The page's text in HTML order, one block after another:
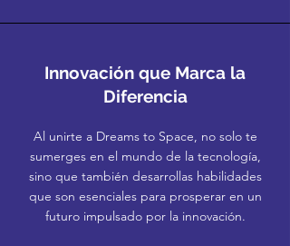
Innovación que Marca la
Diferencia
Al unirte a Dreams to Space, no solo te
sumerges en el mundo de la tecnología,
sino que también desarrollas habilidades
que son esenciales para prosperar en un
futuro impulsado por la innovación.